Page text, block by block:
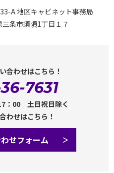
A 地区キャビネット事務局
条市須頃1丁目１７
合わせはこちら！
7631
：00 土日祝日除く
わせはこちら！
せフォーム